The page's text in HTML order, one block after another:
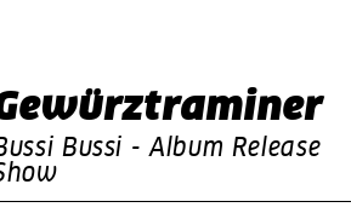
Bussi - Album Release